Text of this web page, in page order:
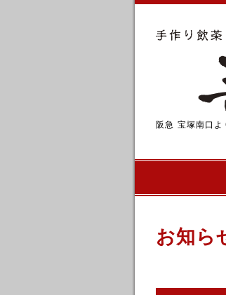
阪急 宝塚南口
お知ら